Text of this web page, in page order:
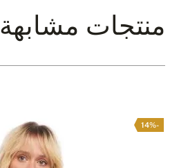
منتجات مشابهة
-14%